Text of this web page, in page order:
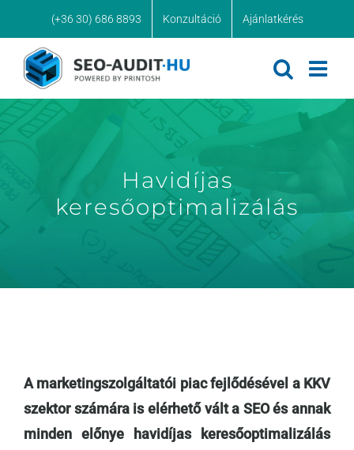
Kihagyás(+36 30) 686 8893 Konzultáció Ajánlatkérés
Havidíjas
keresőoptimalizálás
A marketingszolgáltatói piac fejlődésével a KKV
szektor számára is elérhető vált a SEO és annak
minden előnye havidíjas keresőoptimalizálás